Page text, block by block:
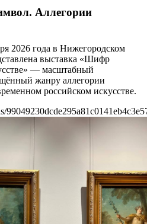
Аллегории
2026 года в Нижегородском
выставка «Шифр
— масштабный
жанру аллегории
российском искусстве.